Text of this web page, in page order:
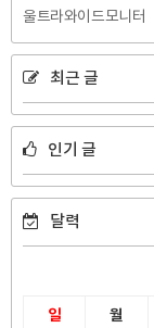
울트라와이드모니터
최근 글
인기 글
달력
일 월